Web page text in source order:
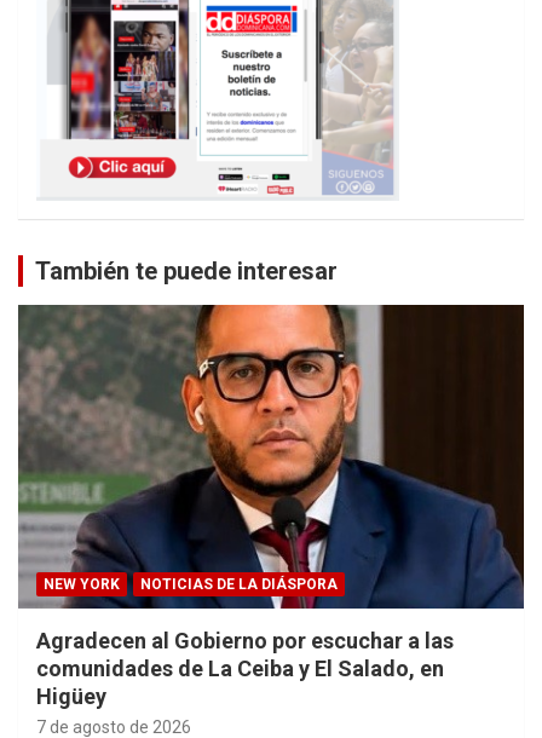
También te puede interesar
NEW YORK NOTICIAS DE LA DIÁSPORA
Agradecen al Gobierno por escuchar a las
comunidades de La Ceiba y El Salado, en
Higüey
7 de agosto de 2026